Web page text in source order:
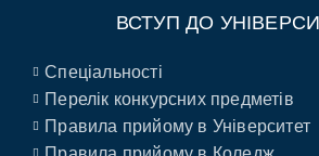
ВСТУП ДО
Спеціальності
Перелік конкурсних предметів
Правила прийому в Університет